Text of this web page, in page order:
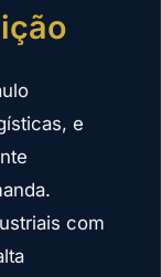
e
com